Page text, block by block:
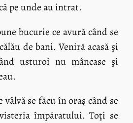
pe unde au intrat.
bucurie ce avură când se
de bani. Veniră acasă şi
usturoi nu mâncase şi
vâlvă se făcu în oraş când se
împăratului. Toţi se